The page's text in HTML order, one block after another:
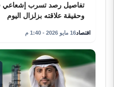
تفاصيل رصد تسرب إشعاعي في
وحقيقة علاقته بزلزال اليوم
اقتصاد16 مايو 2026 - 1:40 م